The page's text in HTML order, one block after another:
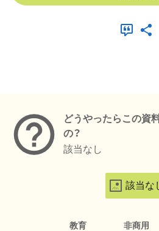
どうやったらこの資
の？
該当なし
該当な
教育 非商用